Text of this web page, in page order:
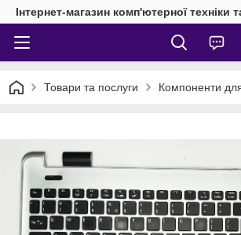
Інтернет-магазин комп'ютерної техніки
Товари та послуги Компоненти